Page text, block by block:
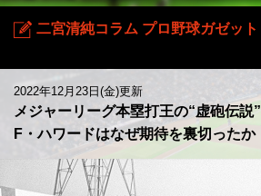
二宮清純コラム プロ野球ガゼット
2022年12月23日(金)更新
メジャーリーグ本塁打王の“虚砲伝説”
F・ハワードはなぜ期待を裏切ったか